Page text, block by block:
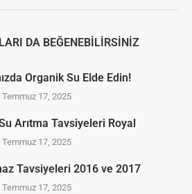
DA BEĞENEBILIRSINIZ
Organik Su Elde Edin!
Temmuz 17, 2025
Arıtma Tavsiyeleri Royal
Temmuz 17, 2025
Tavsiyeleri 2016 ve 2017
Temmuz 17, 2025